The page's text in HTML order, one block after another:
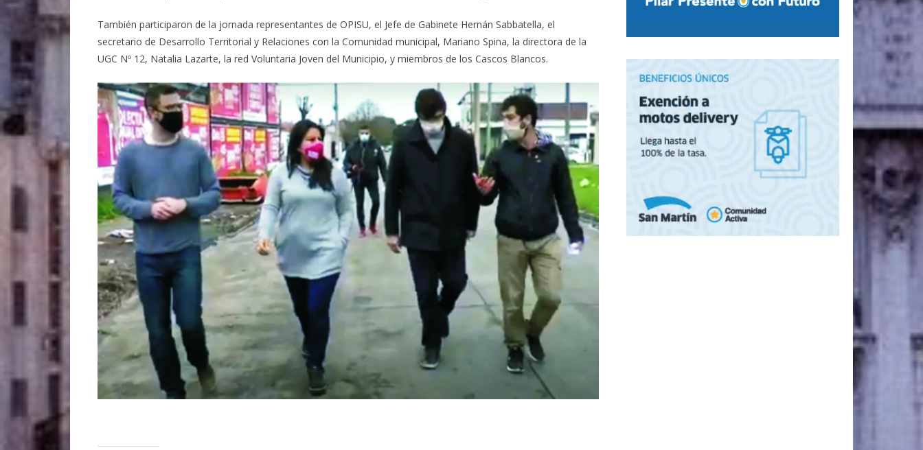
También participaron de la jornada representantes de OPISU, el Jefe de Gabinete Hernán Sabbatella, el
secretario de Desarrollo Territorial y Relaciones con la Comunidad municipal, Mariano Spina, la directora de la
UGC Nº 12, Natalia Lazarte, la red Voluntaria Joven del Municipio, y miembros de los Cascos Blancos.